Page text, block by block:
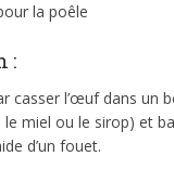
la poêle
:
casser l’œuf dans un
le miel ou le sirop) et
d’un fouet.